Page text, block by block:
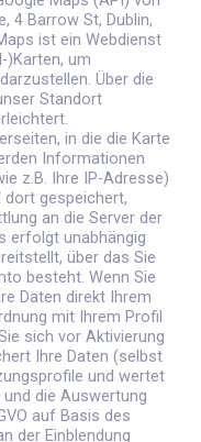
4 Barrow St, Dublin,
ist ein Webdienst
)Karten, um
Über die
Standort
in die die Karte
Informationen
z.B. Ihre IP-Adresse)
dort gespeichert,
an die Server der
erfolgt unabhängig
über das Sie
besteht. Wenn Sie
Daten direkt Ihrem
mit Ihrem Profil
sich vor Aktivierung
Ihre Daten (selbst
und wertet
und die Auswertung
auf Basis des
der Einblendung